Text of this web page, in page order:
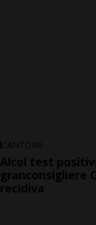
CANTONE
Alcol test
granconsigliere
recidiva